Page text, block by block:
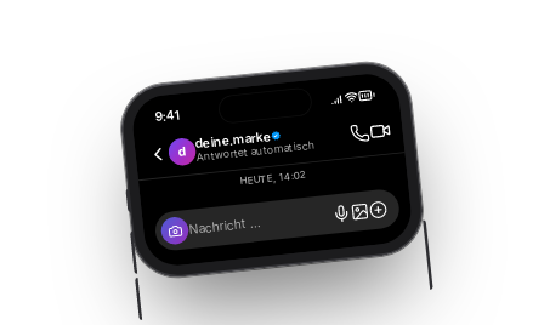
9:41
d deine.marke
Antwortet automatisch
HEUTE, 14:02
Nachricht …